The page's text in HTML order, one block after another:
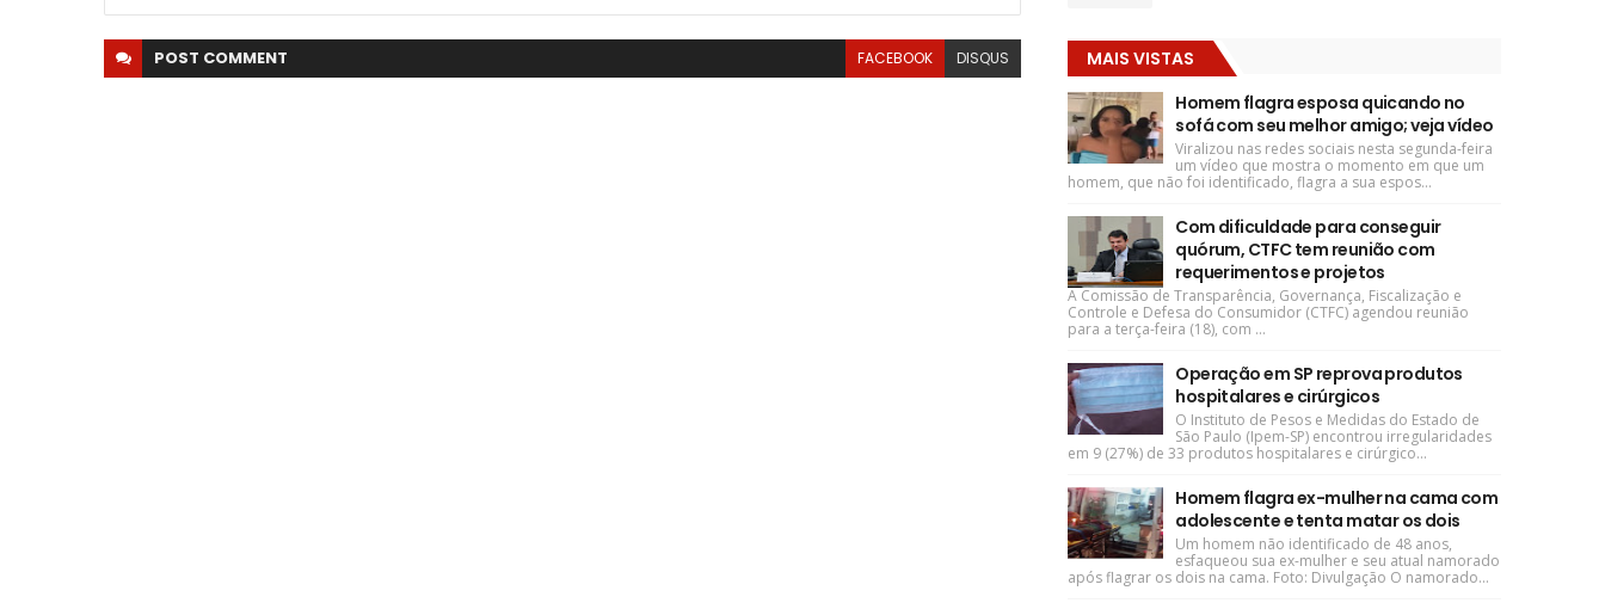
POST COMMENT FACEBOOK DISQUS
MAIS VISTAS
Homem flagra esposa quicando no
sofá com seu melhor amigo; veja vídeo
Viralizou nas redes sociais nesta segunda-feira
um vídeo que mostra o momento em que um
homem, que não foi identificado, flagra a sua espos...
Com dificuldade para conseguir
quórum, CTFC tem reunião com
requerimentos e projetos
A Comissão de Transparência, Governança, Fiscalização e
Controle e Defesa do Consumidor (CTFC) agendou reunião
para a terça-feira (18), com ...
Operação em SP reprova produtos
hospitalares e cirúrgicos
O Instituto de Pesos e Medidas do Estado de
São Paulo (Ipem-SP) encontrou irregularidades
em 9 (27%) de 33 produtos hospitalares e cirúrgico...
Homem flagra ex-mulher na cama com
adolescente e tenta matar os dois
Um homem não identificado de 48 anos,
esfaqueou sua ex-mulher e seu atual namorado
após flagrar os dois na cama. Foto: Divulgação O namorado...